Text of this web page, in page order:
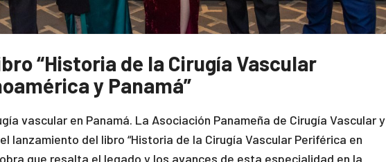
“Historia de la Cirugía Vascular
y Panamá”
vascular en Panamá. La Asociación Panameña de Cirugía Vascular y
lanzamiento del libro “Historia de la Cirugía Vascular Periférica en
que resalta el legado y los avances de esta especialidad en la